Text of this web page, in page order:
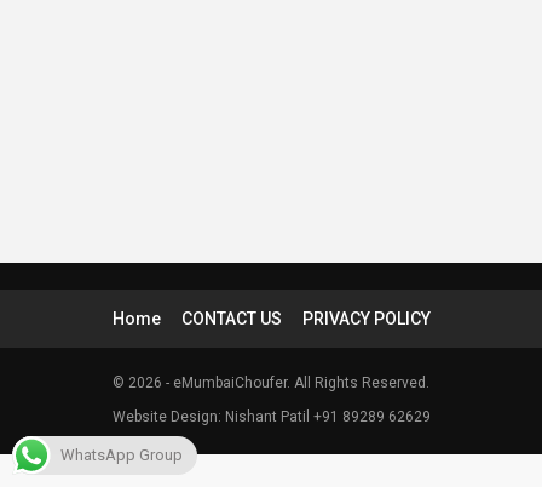
Home CONTACT US PRIVACY POLICY
© 2026 - eMumbaiChoufer. All Rights Reserved.
Website Design: Nishant Patil +91 89289 62629
WhatsApp Group